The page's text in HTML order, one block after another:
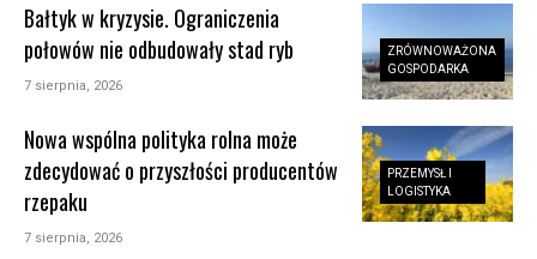
ZRÓWNOWAŻONA
GOSPODARKA
Bałtyk w kryzysie. Ograniczenia
połowów nie odbudowały stad ryb
7 sierpnia, 2026
PRZEMYSŁ I
LOGISTYKA
Nowa wspólna polityka rolna może
zdecydować o przyszłości producentów
rzepaku
7 sierpnia, 2026